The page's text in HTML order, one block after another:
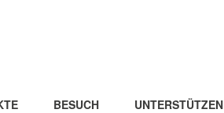
BESUCH UNTERSTÜTZEN